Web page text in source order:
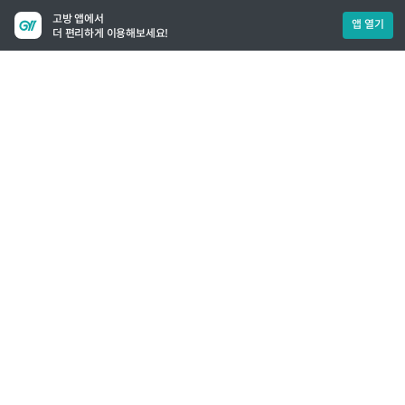
고방 앱에서
더 편리하게 이용해보세요!
앱 열기